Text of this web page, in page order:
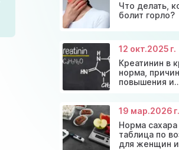
Что делать,
болит горло?
12 окт.2025 г.
Креатинин в
норма,
повышения и
19 мар.2026 г.
Норма сахара
таблица по
для женщин